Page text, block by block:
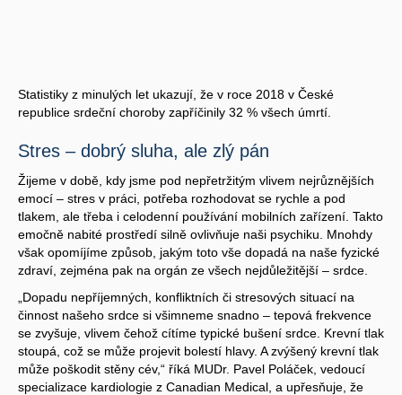
Statistiky z minulých let ukazují, že v roce 2018 v České
republice srdeční choroby zapříčinily 32 % všech úmrtí.
Stres – dobrý sluha, ale zlý pán
Žijeme v době, kdy jsme pod nepřetržitým vlivem nejrůznějších
emocí – stres v práci, potřeba rozhodovat se rychle a pod
tlakem, ale třeba i celodenní používání mobilních zařízení. Takto
emočně nabité prostředí silně ovlivňuje naši psychiku. Mnohdy
však opomíjíme způsob, jakým toto vše dopadá na naše fyzické
zdraví, zejména pak na orgán ze všech nejdůležitější – srdce.
„Dopadu nepříjemných, konfliktních či stresových situací na
činnost našeho srdce si všimneme snadno – tepová frekvence
se zvyšuje, vlivem čehož cítíme typické bušení srdce. Krevní tlak
stoupá, což se může projevit bolestí hlavy. A zvýšený krevní tlak
může poškodit stěny cév,“ říká MUDr. Pavel Poláček, vedoucí
specializace kardiologie z Canadian Medical, a upřesňuje, že